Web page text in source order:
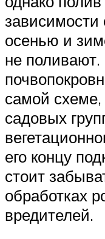
зависимости
осенью и
не
самой схеме,
садовых
его концу
стоит
обработках
вредителей.